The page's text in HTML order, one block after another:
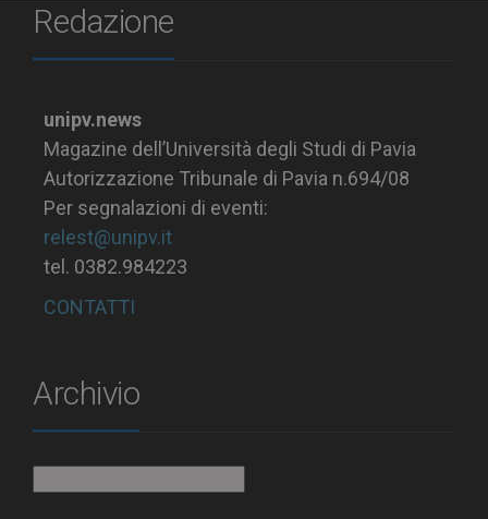
Redazione
unipv.news
Magazine dell’Università degli Studi di Pavia
Autorizzazione Tribunale di Pavia n.694/08
Per segnalazioni di eventi:
relest@unipv.it
tel. 0382.984223
CONTATTI
Archivio